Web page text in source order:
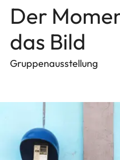
Der
das Bild
Gruppenausstellung